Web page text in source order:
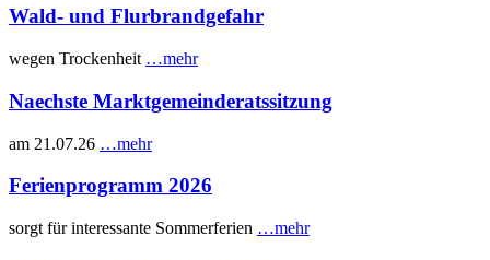
Wald- und Flurbrandgefahr
wegen Trockenheit …mehr
Naechste Marktgemeinderatssitzung
am 21.07.26 …mehr
Ferienprogramm 2026
sorgt für interessante Sommerferien …mehr